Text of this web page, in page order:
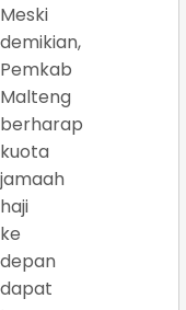
Meski
demikian,
Pemkab
Malteng
berharap
kuota
jamaah
haji
ke
depan
dapat